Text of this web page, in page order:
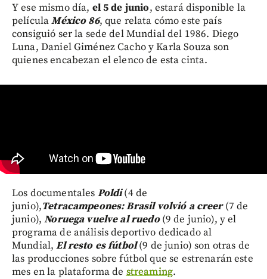
Y ese mismo día, el 5 de junio, estará disponible la
películaMéxico 86, que relata cómo este país
consiguió ser la sede del Mundial del 1986. Diego
Luna, Daniel Giménez Cacho y Karla Souza son
quienes encabezan el elenco de esta cinta.
Los documentales Poldi(4 de
junio),Tetracampeones: Brasil volvió a creer(7 de
junio),Noruega vuelve al ruedo(9 de junio), y el
programa de análisis deportivo dedicado al
Mundial,El resto es fútbol(9 de junio) son otras de
las producciones sobre fútbol que se estrenarán este
mes en la plataforma de streaming.